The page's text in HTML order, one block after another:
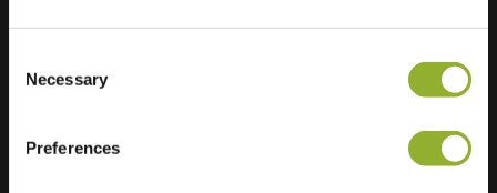
Selection
Necessary
Preferences